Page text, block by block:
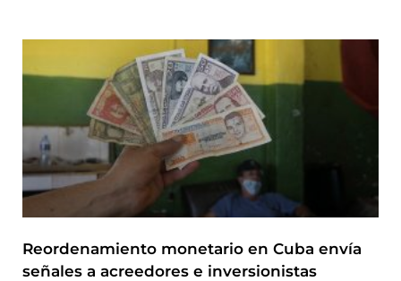
Reordenamiento monetario en Cuba envía
señales a acreedores e inversionistas